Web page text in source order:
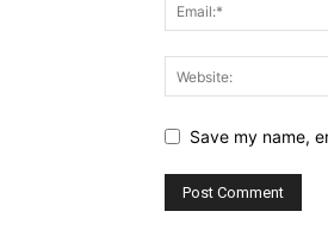
Save my name,